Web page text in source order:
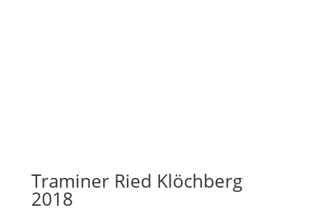
Traminer Ried Klöchberg
2018